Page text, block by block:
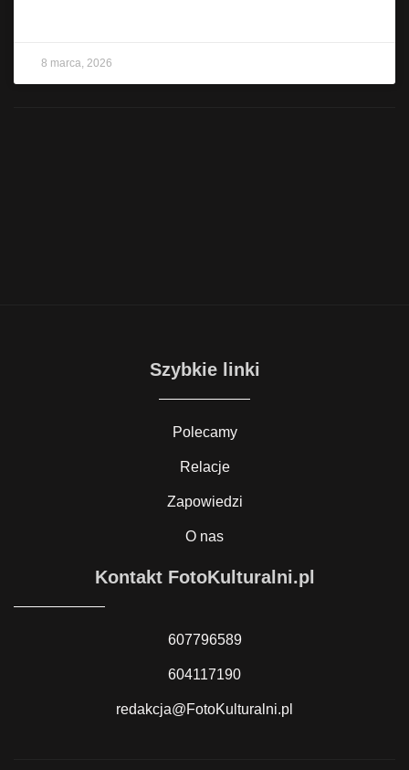
8 marca, 2026
Szybkie linki
Polecamy
Relacje
Zapowiedzi
O nas
Kontakt FotoKulturalni.pl
607796589
604117190
redakcja@FotoKulturalni.pl